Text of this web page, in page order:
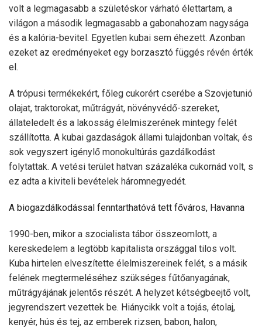
volt a legmagasabb a születéskor várható élettartam, a
világon a második legmagasabb a gabonahozam nagysága
és a kalória-bevitel. Egyetlen kubai sem éhezett. Azonban
ezeket az eredményeket egy borzasztó függés révén érték
el.
A trópusi termékekért, főleg cukorért cserébe a Szovjetunió
olajat, traktorokat, műtrágyát, növényvédő-szereket,
állateledelt és a lakosság élelmiszerének mintegy felét
szállította. A kubai gazdaságok állami tulajdonban voltak, és
sok vegyszert igénylő monokultúrás gazdálkodást
folytattak. A vetési terület hatvan százaléka cukornád volt, s
ez adta a kiviteli bevételek háromnegyedét.
A biogazdálkodással fenntarthatóvá tett főváros, Havanna
1990-ben, mikor a szocialista tábor összeomlott, a
kereskedelem a legtöbb kapitalista országgal tilos volt.
Kuba hirtelen elveszítette élelmiszereinek felét, s a másik
felének megtermeléséhez szükséges fűtőanyagának,
műtrágyájának jelentős részét. A helyzet kétségbeejtő volt,
jegyrendszert vezettek be. Hiánycikk volt a tojás, étolaj,
kenyér, hús és tej, az emberek rizsen, babon, halon,